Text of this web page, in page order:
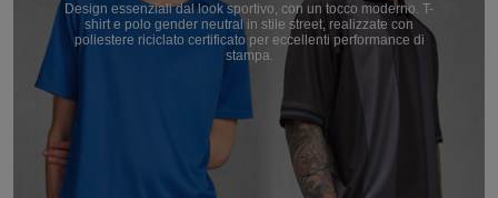
Design essenziali dal look sportivo, con un tocco moderno. T-
shirt e polo gender neutral in stile street, realizzate con
poliestere riciclato certificato per eccellenti performance di
stampa.